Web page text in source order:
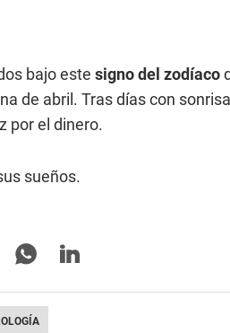
bajo este signo del zodíaco
de abril. Tras días con
por el dinero.
sueños.